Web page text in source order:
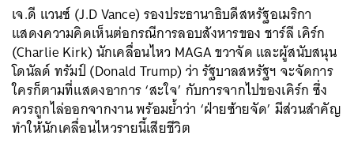
เจ.ดี แวนซ์ (J.D Vance) รองประธานาธิบดีสหรัฐอเมริกา
แสดงความคิดเห็นต่อกรณีการลอบสังหารของ ชาร์ลี เคิร์ก
(Charlie Kirk) นักเคลื่อนไหว MAGA ขวาจัด และผู้สนับสนุน
โดนัลด์ ทรัมป์ (Donald Trump) ว่า รัฐบาลสหรัฐฯ จะจัดการ
ใครก็ตามที่แสดงอาการ ‘สะใจ’ กับการจากไปของเคิร์ก ซึ่ง
ควรถูกไล่ออกจากงาน พร้อมย้ำว่า ‘ฝ่ายซ้ายจัด’ มีส่วนสำคัญ
ทำให้นักเคลื่อนไหวรายนี้เสียชีวิต